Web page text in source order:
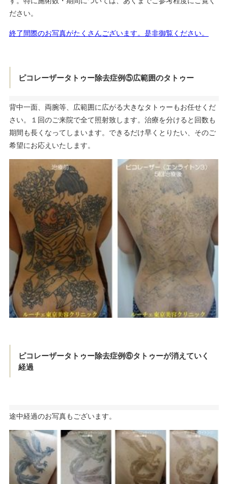
ださい。
終了間際のお写真がたくさんございます。是非御覧ください。
ピコレーザータトゥー除去症例⑤広範囲のタトゥー
背中一面、両腕等、広範囲に広がる大きなタトゥーもお任せくだ
さい。１回のご来院で全て照射致します。治療を分けると回数も
期間も長くなってしまいます。できるだけ早くとりたい、そのご
希望にお応えいたします。
ピコレーザータトゥー除去症例⑥タトゥーが消えていく
経過
途中経過のお写真もございます。